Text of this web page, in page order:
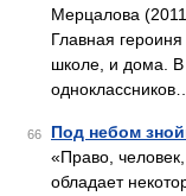
Мерцалова
Главная
школе, и дома. В
66 Под небом
«Право,
обладает